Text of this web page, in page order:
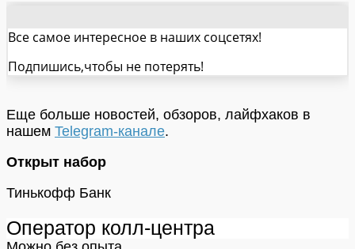
Все самое интересное в наших соцсетях!
Подпишись,чтобы не потерять!
Еще больше новостей, обзоров, лайфхаков в
нашем Telegram-канале.
Открыт набор
Тинькофф Банк
Оператор колл-центра